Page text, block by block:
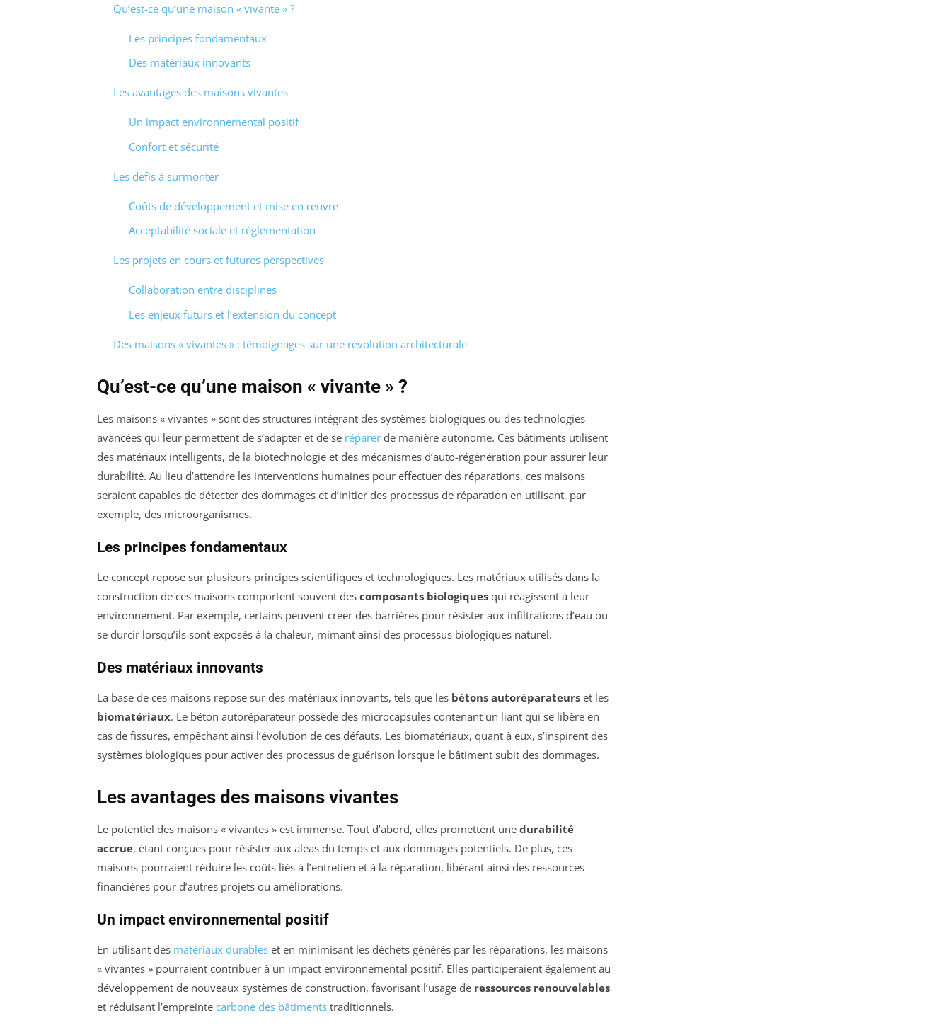
Qu’est-ce qu’une maison « vivante » ?
Les principes fondamentaux
Des matériaux innovants
Les avantages des maisons vivantes
Un impact environnemental positif
Confort et sécurité
Les défis à surmonter
Coûts de développement et mise en œuvre
Acceptabilité sociale et réglementation
Les projets en cours et futures perspectives
Collaboration entre disciplines
Les enjeux futurs et l’extension du concept
Des maisons « vivantes » : témoignages sur une révolution architecturale
Qu’est-ce qu’une maison « vivante » ?
Les maisons « vivantes » sont des structures intégrant des systèmes biologiques ou des technologies
avancées qui leur permettent de s’adapter et de se réparer de manière autonome. Ces bâtiments utilisent
des matériaux intelligents, de la biotechnologie et des mécanismes d’auto-régénération pour assurer leur
durabilité. Au lieu d’attendre les interventions humaines pour effectuer des réparations, ces maisons
seraient capables de détecter des dommages et d’initier des processus de réparation en utilisant, par
exemple, des microorganismes.
Les principes fondamentaux
Le concept repose sur plusieurs principes scientifiques et technologiques. Les matériaux utilisés dans la
construction de ces maisons comportent souvent des composants biologiques qui réagissent à leur
environnement. Par exemple, certains peuvent créer des barrières pour résister aux infiltrations d’eau ou
se durcir lorsqu’ils sont exposés à la chaleur, mimant ainsi des processus biologiques naturel.
Des matériaux innovants
La base de ces maisons repose sur des matériaux innovants, tels que les bétons autoréparateurs et les
biomatériaux. Le béton autoréparateur possède des microcapsules contenant un liant qui se libère en
cas de fissures, empêchant ainsi l’évolution de ces défauts. Les biomatériaux, quant à eux, s’inspirent des
systèmes biologiques pour activer des processus de guérison lorsque le bâtiment subit des dommages.
Les avantages des maisons vivantes
Le potentiel des maisons « vivantes » est immense. Tout d’abord, elles promettent une durabilité
accrue, étant conçues pour résister aux aléas du temps et aux dommages potentiels. De plus, ces
maisons pourraient réduire les coûts liés à l’entretien et à la réparation, libérant ainsi des ressources
financières pour d’autres projets ou améliorations.
Un impact environnemental positif
En utilisant des matériaux durables et en minimisant les déchets générés par les réparations, les maisons
« vivantes » pourraient contribuer à un impact environnemental positif. Elles participeraient également au
développement de nouveaux systèmes de construction, favorisant l’usage de ressources renouvelables
et réduisant l’empreinte carbone des bâtiments traditionnels.